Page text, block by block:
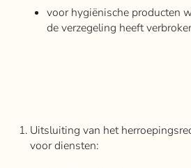
voor hygiënische producten
de verzegeling heeft
Uitsluiting van het
voor diensten: